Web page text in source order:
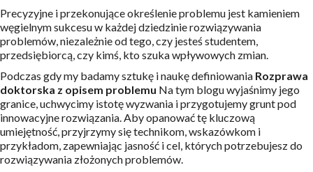
Precyzyjne i przekonujące określenie problemu jest kamieniem
węgielnym sukcesu w każdej dziedzinie rozwiązywania
problemów, niezależnie od tego, czy jesteś studentem,
przedsiębiorcą, czy kimś, kto szuka wpływowych zmian.
Podczas gdy my badamy sztukę i naukę definiowania Rozprawa
doktorska z opisem problemu Na tym blogu wyjaśnimy jego
granice, uchwycimy istotę wyzwania i przygotujemy grunt pod
innowacyjne rozwiązania. Aby opanować tę kluczową
umiejętność, przyjrzymy się technikom, wskazówkom i
przykładom, zapewniając jasność i cel, których potrzebujesz do
rozwiązywania złożonych problemów.